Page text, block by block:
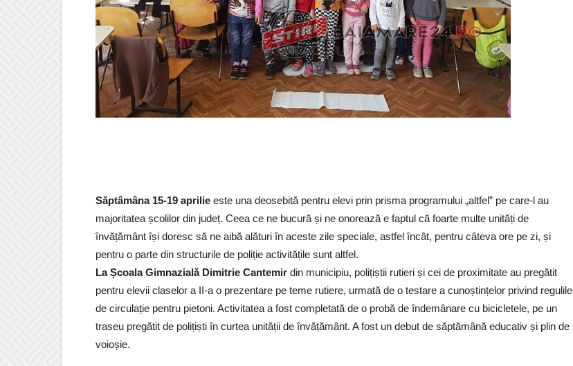
Săptâmâna 15-19 aprilie este una deosebită pentru elevi prin prisma programului „altfel” pe care-l au
majoritatea școlilor din județ. Ceea ce ne bucură și ne onorează e faptul că foarte multe unități de
învățământ își doresc să ne aibă alături în aceste zile speciale, astfel încât, pentru câteva ore pe zi, și
pentru o parte din structurile de poliție activitățile sunt altfel.
La Școala Gimnazială Dimitrie Cantemir din municipiu, polițiștii rutieri și cei de proximitate au pregătit
pentru elevii claselor a II-a o prezentare pe teme rutiere, urmată de o testare a cunoștințelor privind regulile
de circulație pentru pietoni. Activitatea a fost completată de o probă de îndemânare cu bicicletele, pe un
traseu pregătit de polițiști în curtea unității de învățământ. A fost un debut de săptămână educativ și plin de
voioșie.